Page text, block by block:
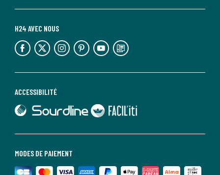
MODES DE PAIEMENT
ACCESSIBILITÉ
lien vers Sourdline
lien vers Faciliti
H24 AVEC NOUS
lien vers l'espace réseaux sociaux lien vers l'espace réseaux sociaux lien vers l'espace réseaux sociaux lien vers l'espace réseaux sociaux lien vers l'espace réseaux sociaux lien vers le blog la redoute